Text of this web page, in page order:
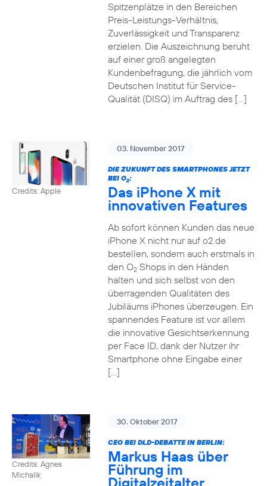
Spitzenplätze in den Bereichen
Preis-Leistungs-Verhältnis,
Zuverlässigkeit und Transparenz
erzielen. Die Auszeichnung beruht
auf einer groß angelegten
Kundenbefragung, die jährlich vom
Deutschen Institut für Service-
Qualität (DISQ) im Auftrag des […]
Credits: Apple
03. November 2017
DIE ZUKUNFT DES SMARTPHONES JETZT
BEI O2:
Das iPhone X mit
innovativen Features
Ab sofort können Kunden das neue
iPhone X nicht nur auf o2.de
bestellen, sondern auch erstmals in
den O2Shops in den Händen
halten und sich selbst von den
überragenden Qualitäten des
Jubiläums iPhones überzeugen. Ein
spannendes Feature ist vor allem
die innovative Gesichtserkennung
per Face ID, dank der Nutzer ihr
Smartphone ohne Eingabe einer
[…]
Credits: Agnes
Michalik
30. Oktober 2017
CEO BEI DLD-DEBATTE IN BERLIN:
Markus Haas über
Führung im
Digitalzeitalter